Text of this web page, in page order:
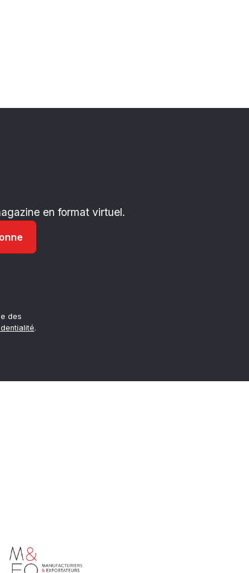
en format virtuel.
des
.